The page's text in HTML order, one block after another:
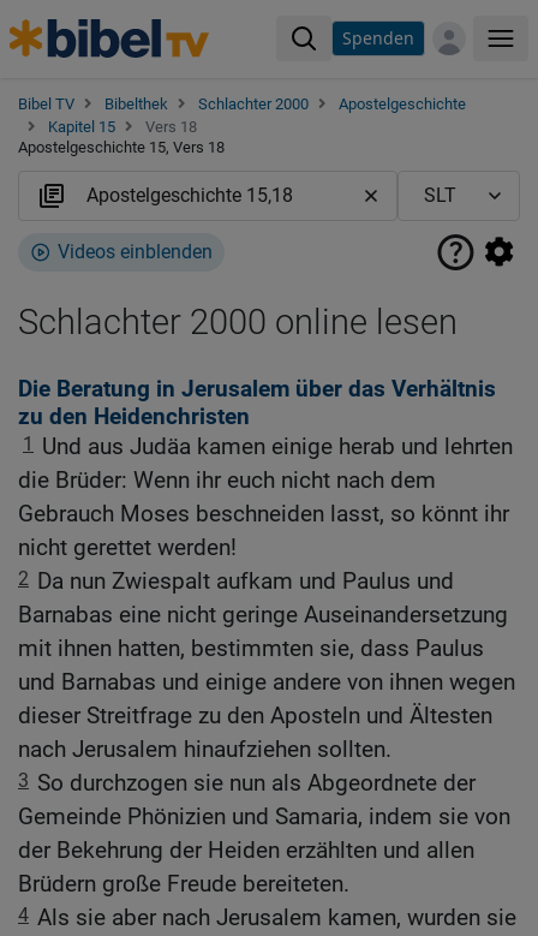
Spenden
Bibel TV Bibelthek Schlachter 2000
Apostelgeschichte
Kapitel 15
Vers 18
Apostelgeschichte 15, Vers 18
Videos einblenden
Schlachter 2000 online lesen
Die Beratung in Jerusalem über das Verhältnis
zu den Heidenchristen
1
Und aus Judäa kamen einige herab und lehrten
die Brüder: Wenn ihr euch nicht nach dem
Gebrauch Moses beschneiden lasst, so könnt ihr
nicht gerettet werden!
2 Da nun Zwiespalt aufkam und Paulus und
Barnabas eine nicht geringe Auseinandersetzung
mit ihnen hatten, bestimmten sie, dass Paulus
und Barnabas und einige andere von ihnen wegen
dieser Streitfrage zu den Aposteln und Ältesten
nach Jerusalem hinaufziehen sollten.
3 So durchzogen sie nun als Abgeordnete der
Gemeinde Phönizien und Samaria, indem sie von
der Bekehrung der Heiden erzählten und allen
Brüdern große Freude bereiteten.
4 Als sie aber nach Jerusalem kamen, wurden sie